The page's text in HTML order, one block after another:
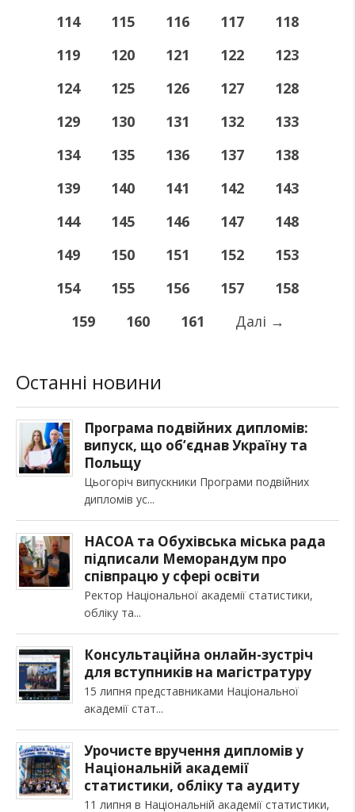
114
115 116 117
118
119
120 121 122
123
124
125 126 127
128
129
130 131 132
133
134
135 136 137
138
139
140 141 142
143
144
145 146 147
148
149
150 151 152
153
154
155 156 157
158
159
160 161 Далі →
Останні новини
Програма подвійних дипломів:
випуск, що об’єднав Україну та
Польщу
Цьогоріч випускники Програми подвійних
дипломів ус
НАСОА та Обухівська міська рада
підписали Меморандум про
співпрацю у сфері освіти
Ректор Національної академії статистики,
обліку та
Консультаційна онлайн-зустріч
для вступників на магістратуру
15 липня представниками Національної
академії стат
Урочисте вручення дипломів у
Національній академії
статистики, обліку та аудиту
11 липня в Національній академії статистики,